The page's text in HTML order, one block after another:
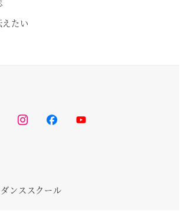
えたい
instagram
facebook
youtube
ンススクール